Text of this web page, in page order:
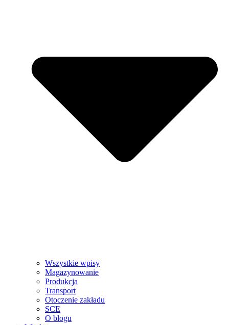
Wszystkie wpisy
Magazynowanie
Produkcja
Transport
Otoczenie zakładu
SCE
O blogu